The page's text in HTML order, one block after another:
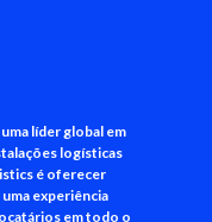
líder global em
logísticas
é oferecer
experiência
em todo o
+55 (11) 3500-3700